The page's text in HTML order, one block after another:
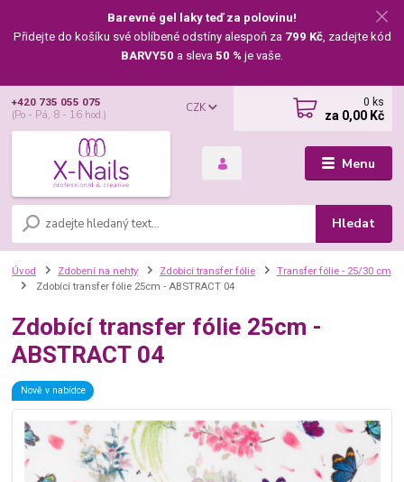
Barevné gel laky teď za polovinu!
Přidejte do košíku své oblíbené odstíny alespoň za 799 Kč, zadejte kód
BARVY50 a sleva 50 % je vaše.
Menu
CZK
Hledat
+420 735 055 075
(Po - Pá, 8 - 16 hod.)
0 ks
za 0,00 Kč
Úvod Zdobení na nehty Zdobicí transfer fólie
Transfer fólie - 25/30 cm
Zdobící transfer fólie 25cm - ABSTRACT 04
Zdobící transfer fólie 25cm -
ABSTRACT 04
Nově v nabídce